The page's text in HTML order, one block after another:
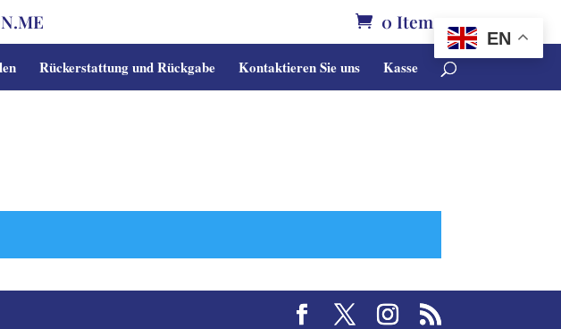
0 Items
Rückerstattung und Rückgabe Kontaktieren Sie uns Kasse
EN